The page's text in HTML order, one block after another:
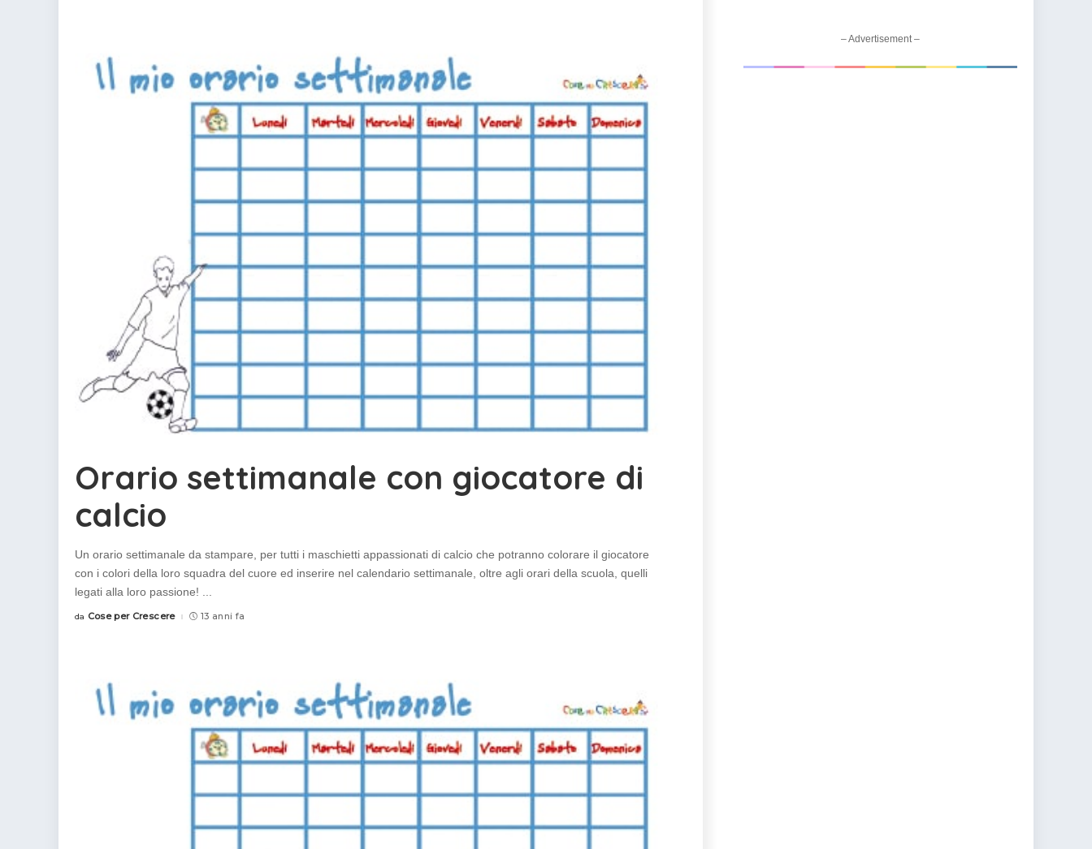
Orario settimanale con giocatore di
calcio
Un orario settimanale da stampare, per tutti i maschietti appassionati di calcio che potranno colorare il giocatore
con i colori della loro squadra del cuore ed inserire nel calendario settimanale, oltre agli orari della scuola, quelli
legati alla loro passione!
Posted
da Cose per Crescere 13 anni fa
– Advertisement –